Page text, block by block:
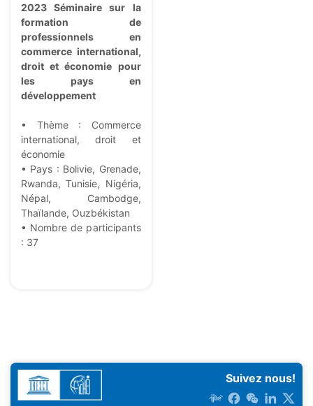
2023 Séminaire sur la
formation de
professionnels en
commerce international,
droit et économie pour
les pays en
développement
• Thème : Commerce
international, droit et
économie
• Pays : Bolivie, Grenade,
Rwanda, Tunisie, Nigéria,
Népal, Cambodge,
Thaïlande, Ouzbékistan
• Nombre de participants
: 37
Suivez nous!